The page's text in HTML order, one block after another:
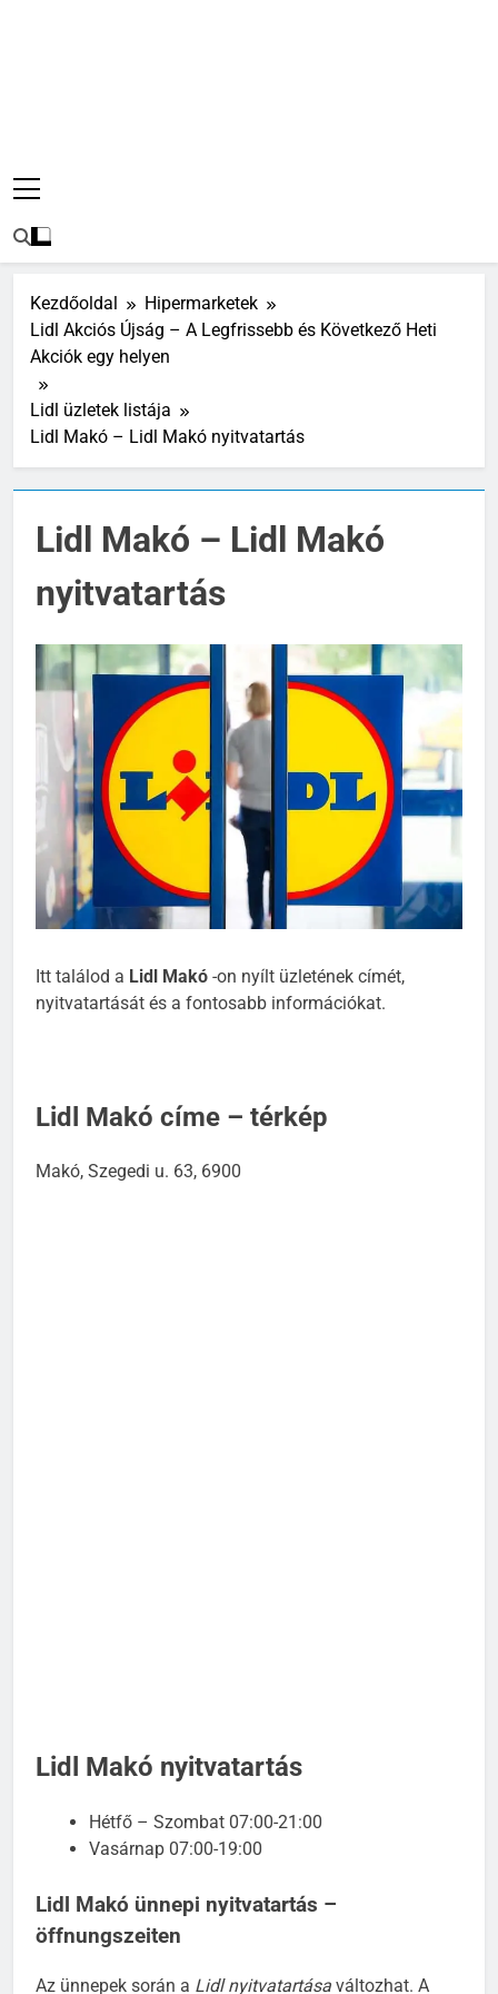
Kezdőoldal
Hipermarketek
Lidl Akciós Újság – A Legfrissebb és Következő Heti
Akciók egy helyen
Lidl üzletek listája
Lidl Makó – Lidl Makó nyitvatartás
Lidl Makó – Lidl Makó
nyitvatartás
Itt találod a Lidl Makó -on nyílt üzletének címét,
nyitvatartását és a fontosabb információkat.
Lidl Makó címe – térkép
Makó, Szegedi u. 63, 6900
Lidl Makó nyitvatartás
Hétfő – Szombat 07:00-21:00
Vasárnap 07:00-19:00
Lidl Makó ünnepi nyitvatartás –
öffnungszeiten
Az ünnepek során a Lidl nyitvatartása változhat. A